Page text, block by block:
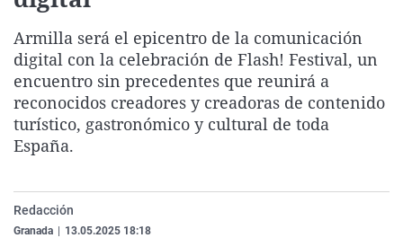
Gente viajera
Como el perro y el
Retornados
Equipo de
Operación Viuda
Galicia
La Rioja
Navarra
Televisión
Elecciones
Armilla será el epicentro de la comunicación
digital con la celebración de Flash! Festival, un
encuentro sin precedentes que reunirá a
reconocidos creadores y creadoras de contenido
turístico, gastronómico y cultural de toda
España.
Redacción
Granada 13.05.2025 18:18